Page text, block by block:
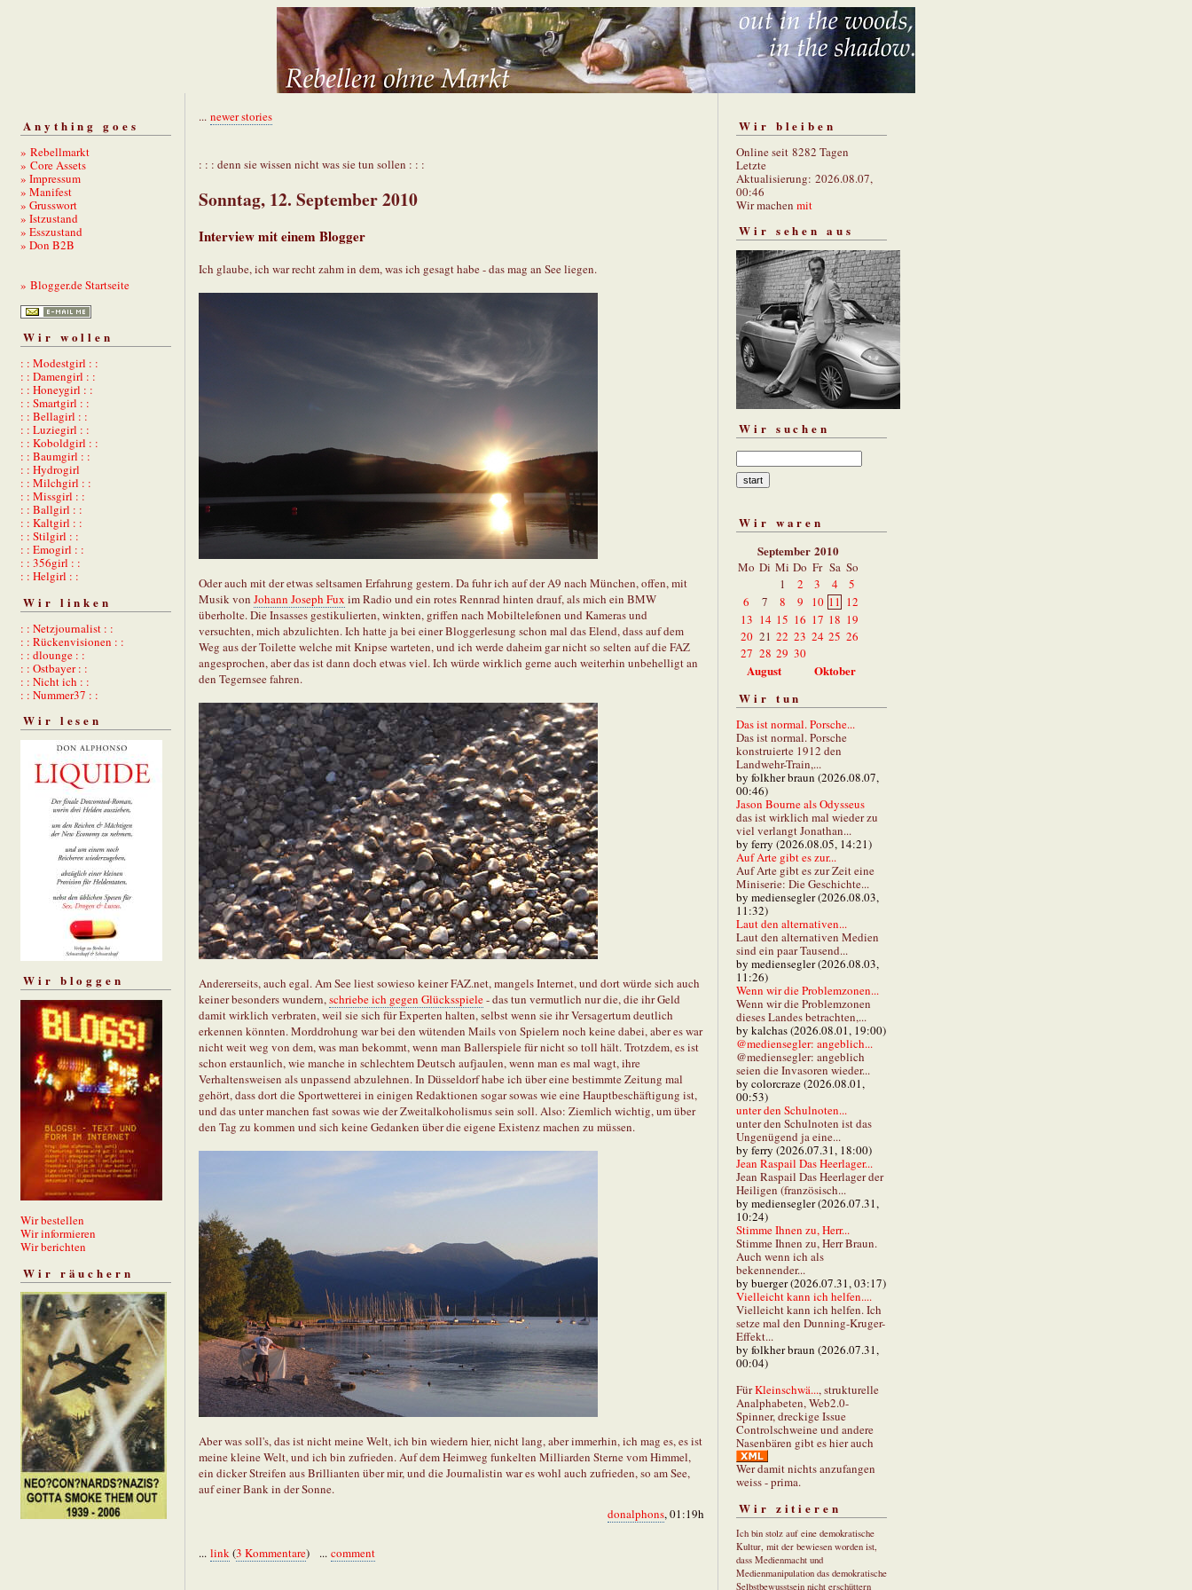
Anything goes
» Rebellmarkt
» Core Assets
» Impressum
» Manifest
» Grusswort
» Istzustand
» Esszustand
» Don B2B
» Blogger.de Startseite
Wir wollen
: : Modestgirl : :
: : Damengirl : :
: : Honeygirl : :
: : Smartgirl : :
: : Bellagirl : :
: : Luziegirl : :
: : Koboldgirl : :
: : Baumgirl : :
: : Hydrogirl
: : Milchgirl : :
: : Missgirl : :
: : Ballgirl : :
: : Kaltgirl : :
: : Stilgirl : :
: : Emogirl : :
: : 356girl : :
: : Helgirl : :
Wir linken
: : Netzjournalist : :
: : Rückenvisionen : :
: : dlounge : :
: : Ostbayer : :
: : Nicht ich : :
: : Nummer37 : :
Wir lesen
Wir bloggen
Wir bestellen
Wir informieren
Wir berichten
Wir räuchern
... newer stories
: : : denn sie wissen nicht was sie tun sollen : : :
Sonntag, 12. September 2010
Interview mit einem Blogger
Ich glaube, ich war recht zahm in dem, was ich gesagt habe - das mag an See liegen.
Oder auch mit der etwas seltsamen Erfahrung gestern. Da fuhr ich auf der A9 nach München, offen, mit
Musik von Johann Joseph Fux im Radio und ein rotes Rennrad hinten drauf, als mich ein BMW
überholte. Die Insasses gestikulierten, winkten, griffen nach Mobiltelefonen und Kameras und
versuchten, mich abzulichten. Ich hatte ja bei einer Bloggerlesung schon mal das Elend, dass auf dem
Weg aus der Toilette welche mit Knipse warteten, und ich werde daheim gar nicht so selten auf die FAZ
angesprochen, aber das ist dann doch etwas viel. Ich würde wirklich gerne auch weiterhin unbehelligt an
den Tegernsee fahren.
Andererseits, auch egal. Am See liest sowieso keiner FAZ.net, mangels Internet, und dort würde sich auch
keiner besonders wundern, schriebe ich gegen Glücksspiele- das tun vermutlich nur die, die ihr Geld
damit wirklich verbraten, weil sie sich für Experten halten, selbst wenn sie ihr Versagertum deutlich
erkennen könnten. Morddrohung war bei den wütenden Mails von Spielern noch keine dabei, aber es war
nicht weit weg von dem, was man bekommt, wenn man Ballerspiele für nicht so toll hält. Trotzdem, es ist
schon erstaunlich, wie manche in schlechtem Deutsch aufjaulen, wenn man es mal wagt, ihre
Verhaltensweisen als unpassend abzulehnen. In Düsseldorf habe ich über eine bestimmte Zeitung mal
gehört, dass dort die Sportwetterei in einigen Redaktionen sogar sowas wie eine Hauptbeschäftigung ist,
und das unter manchen fast sowas wie der Zweitalkoholismus sein soll. Also: Ziemlich wichtig, um über
den Tag zu kommen und sich keine Gedanken über die eigene Existenz machen zu müssen.
Aber was soll's, das ist nicht meine Welt, ich bin wiedern hier, nicht lang, aber immerhin, ich mag es, es ist
meine kleine Welt, und ich bin zufrieden. Auf dem Heimweg funkelten Milliarden Sterne vom Himmel,
ein dicker Streifen aus Brillianten über mir, und die Journalistin war es wohl auch zufrieden, so am See,
auf einer Bank in der Sonne.
donalphons, 01:19h
... link (3 Kommentare) ... comment
Wir bleiben
Online seit 8282 Tagen
Letzte
Aktualisierung: 2026.08.07,
00:46
Wir machen mit
Wir sehen aus
Wir suchen
Wir waren
September 2010
Mo Di Mi Do Fr Sa So
1
2 3 4
5
6
7 8 9 10 11 12
13 14 15 16 17 18 19
20 21 22 23 24 25 26
27 28 29 30
August
Oktober
Wir tun
Das ist normal. Porsche...
Das ist normal. Porsche
konstruierte 1912 den
Landwehr-Train,...
by folkher braun (2026.08.07,
00:46)
Jason Bourne als Odysseus
das ist wirklich mal wieder zu
viel verlangt Jonathan...
by ferry (2026.08.05, 14:21)
Auf Arte gibt es zur...
Auf Arte gibt es zur Zeit eine
Miniserie: Die Geschichte...
by mediensegler (2026.08.03,
11:32)
Laut den alternativen...
Laut den alternativen Medien
sind ein paar Tausend...
by mediensegler (2026.08.03,
11:26)
Wenn wir die Problemzonen...
Wenn wir die Problemzonen
dieses Landes betrachten,...
by kalchas (2026.08.01, 19:00)
@mediensegler: angeblich...
@mediensegler: angeblich
seien die Invasoren wieder...
by colorcraze (2026.08.01,
00:53)
unter den Schulnoten...
unter den Schulnoten ist das
Ungenügend ja eine...
by ferry (2026.07.31, 18:00)
Jean Raspail Das Heerlager...
Jean Raspail Das Heerlager der
Heiligen (französisch...
by mediensegler (2026.07.31,
10:24)
Stimme Ihnen zu, Herr...
Stimme Ihnen zu, Herr Braun.
Auch wenn ich als
bekennender...
by buerger (2026.07.31, 03:17)
Vielleicht kann ich helfen....
Vielleicht kann ich helfen. Ich
setze mal den Dunning-Kruger-
Effekt...
by folkher braun (2026.07.31,
00:04)
FürKleinschwä..., strukturelle
Analphabeten, Web2.0-
Spinner, dreckige Issue
Controlschweine und andere
Nasenbären gibt es hier auch
Wer damit nichts anzufangen
weiss - prima.
Wir zitieren
Ich bin stolz auf eine demokratische
Kultur, mit der bewiesen worden ist,
dass Medienmacht und
Medienmanipulation das demokratische
Selbstbewusstsein nicht erschüttern